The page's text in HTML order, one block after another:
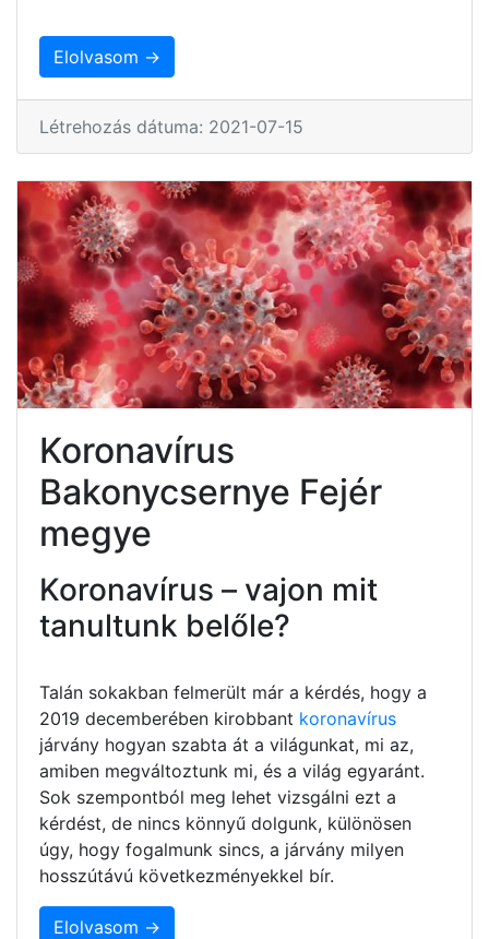
Elolvasom →
Létrehozás dátuma: 2021-07-15
Koronavírus
Bakonycsernye Fejér
megye
Koronavírus – vajon mit
tanultunk belőle?
Talán sokakban felmerült már a kérdés, hogy a
2019 decemberében kirobbant koronavírus
járvány hogyan szabta át a világunkat, mi az,
amiben megváltoztunk mi, és a világ egyaránt.
Sok szempontból meg lehet vizsgálni ezt a
kérdést, de nincs könnyű dolgunk, különösen
úgy, hogy fogalmunk sincs, a járvány milyen
hosszútávú következményekkel bír.
Elolvasom →